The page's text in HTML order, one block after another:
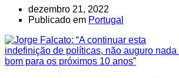
dezembro 21, 2022
Publicado em Portugal